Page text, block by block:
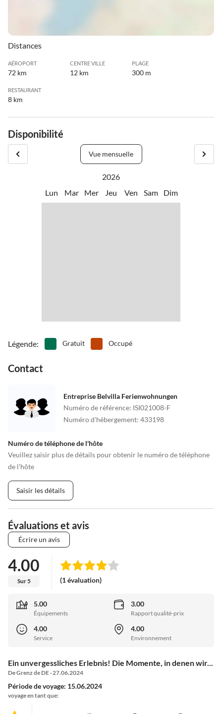
Distances
AÉROPORT
72 km
CENTRE VILLE
12 km
PLAGE
300 m
RESTAURANT
8 km
Disponibilité
Vue mensuelle
2026
Lun
Mar Mer Jeu Ven Sam Dim
Légende: Gratuit Occupé
Contact
Entreprise Belvilla Ferienwohnungen
Numéro de référence: ISI021008-F
Numéro d'hébergement: 433198
Numéro de téléphone de l'hôte
Veuillez saisir plus de détails pour obtenir le numéro de téléphone
de l'hôte
Saisir les détails
Évaluations et avis
Écrire un avis
4.00
Sur 5 (1 évaluation)
5.00
Équipements
3.00
Rapport qualité-prix
4.00
Service
4.00
Environnement
Ein unvergessliches Erlebnis! Die Momente, in denen wir...
De Grenz de DE · 27.06.2024
Période de voyage: 15.06.2024
voyage en tant que: